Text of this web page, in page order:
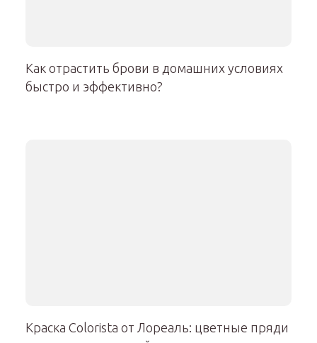
Как отрастить брови в домашних условиях
быстро и эффективно?
Краска Colorista от Лореаль: цветные пряди